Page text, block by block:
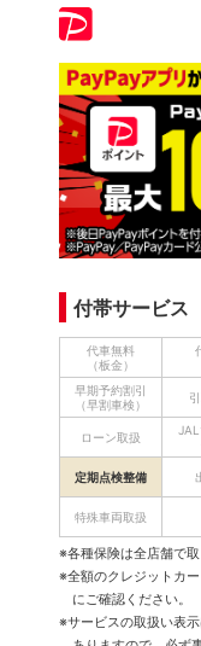
付帯サービス
代車無料
（板金）
早期予約割引
（早割車検）
ローン取扱
定期点検整備
特殊車両取扱
※各種保険は全店舗で取
※全額のクレジットカ
にご確認ください。
※サービスの取扱い表